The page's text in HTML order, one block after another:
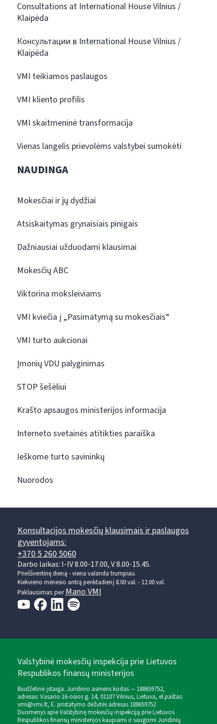
Consultations at International House Vilnius /
Klaipėda
Консультации в International House Vilnius /
Klaipėda
VMI teikiamos paslaugos
VMI kliento profilis
VMI skaitmeninė transformacija
Vienas langelis prievolėms valstybei sumokėti
NAUDINGA
Mokesčiai ir jų dydžiai
Atsiskaitymas grynaisiais pinigais
Dažniausiai užduodami klausimai
Mokesčių ABC
Viktorina moksleiviams
VMI kviečia į „Pasimatymą su mokesčiais“
VMI turto aukcionai
Įmonių VDU palyginimas
STOP šešėliui
Krašto apsaugos ministerijos informacija
Interneto svetainės atitikties paraiška
Ieškome turto savininkų
Nuorodos
Konsultacijos mokesčių klausimais ir paslaugos
gyventojams:
+370 5 260 5060
Darbo laikas: I-IV 8.00-17.00, V 8.00-15.45.
Prieššventinę dieną - viena valanda trumpiau.
Kiekvieno mėnesio antrą penktadienį 8.00 val. - 12.00 val.
Paklausimas perMano VMI
Valstybinė mokesčių inspekcija prie Lietuvos
Respublikos finansų ministerijos
Biudžetinė įstaiga. Juridinio asmens kodas — 188659752,
adresas: Vasario 16-osios g. 14, 01107 Vilnius, Lietuva, el.paštas:
vmi@vmi.lt, E. pristatymo dėžutės adresas 188659752
Duomenys apie Valstybinę mokesčių inspekciją prie Lietuvos
Respublikos finansų ministerijos kaupiami ir saugomi Juridinių